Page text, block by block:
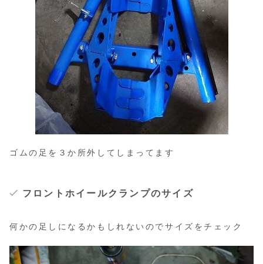
ゴムの足を３か所外してしまってます
フロントホイールクランプのサイズ
何かの足しになるかもしれないのでサイズをチェック